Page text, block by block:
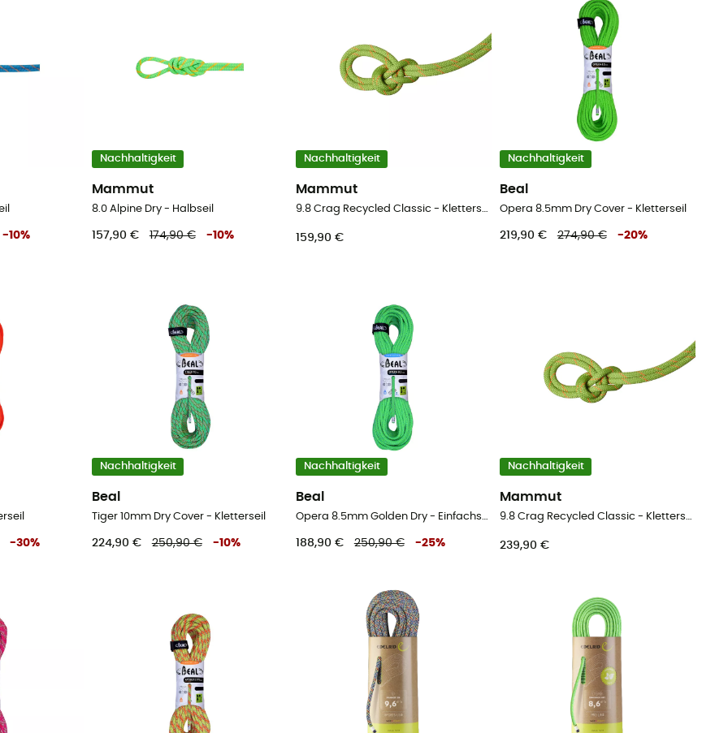
-10%
Nachhaltigkeit
Mammut
8.0 Alpine Dry - Halbseil
157,90 € 174,90 € -10%
Nachhaltigkeit
Mammut
9.8 Crag Recycled Classic - Kletterseil
159,90 €
Nachhaltigkeit
Beal
Opera 8.5mm Dry Cover - Kletterseil
219,90 € 274,90 € -20%
-30%
Nachhaltigkeit
Beal
Tiger 10mm Dry Cover - Kletterseil
224,90 € 250,90 € -10%
Nachhaltigkeit
Beal
Opera 8.5mm Golden Dry - Einfachseil
188,90 € 250,90 € -25%
Nachhaltigkeit
Mammut
9.8 Crag Recycled Classic - Kletterseil
239,90 €